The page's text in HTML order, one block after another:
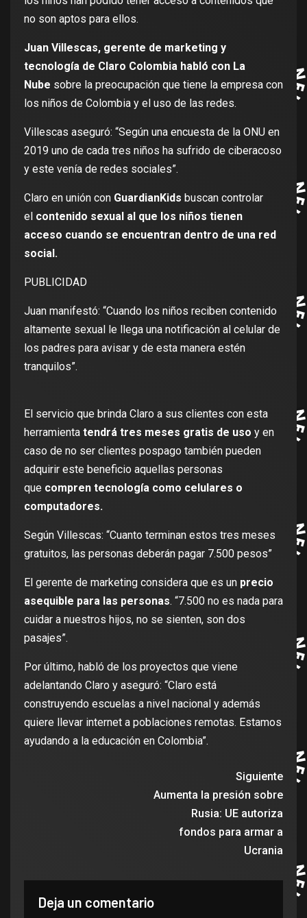
no son aptos para ellos.
Juan Villescas, gerente de marketing y
tecnología de Claro Colombia habló con La
Nube sobre la preocupación que tiene la empresa con
los niños de Colombia y el uso de las redes.
Villescas aseguró: “Según una encuesta de la ONU en
2019 uno de cada tres niños ha sufrido de ciberacoso
y este venía de redes sociales”.
Claro en unión con GuardianKids buscan controlar
el contenido sexual al que los niños tienen
acceso cuando se encuentran dentro de una red
social.
PUBLICIDAD
Juan manifestó: “Cuando los niños reciben contenido
altamente sexual le llega una notificación al celular de
los padres para avisar y de esta manera estén
tranquilos”.
El servicio que brinda Claro a sus clientes con esta
herramienta tendrá tres meses gratis de uso y en
caso de no ser clientes pospago también pueden
adquirir este beneficio aquellas personas
que compren tecnología como celulares o
computadores.
Según Villescas: “Cuanto terminan estos tres meses
gratuitos, las personas deberán pagar 7.500 pesos”
El gerente de marketing considera que es un precio
asequible para las personas. “7.500 no es nada para
cuidar a nuestros hijos, no se sienten, son dos
pasajes”.
Por último, habló de los proyectos que viene
adelantando Claro y aseguró: “Claro está
construyendo escuelas a nivel nacional y además
quiere llevar internet a poblaciones remotas. Estamos
ayudando a la educación en Colombia”.
Siguiente
Aumenta la presión sobre
Rusia: UE autoriza
fondos para armar a
Ucrania
Deja un comentario